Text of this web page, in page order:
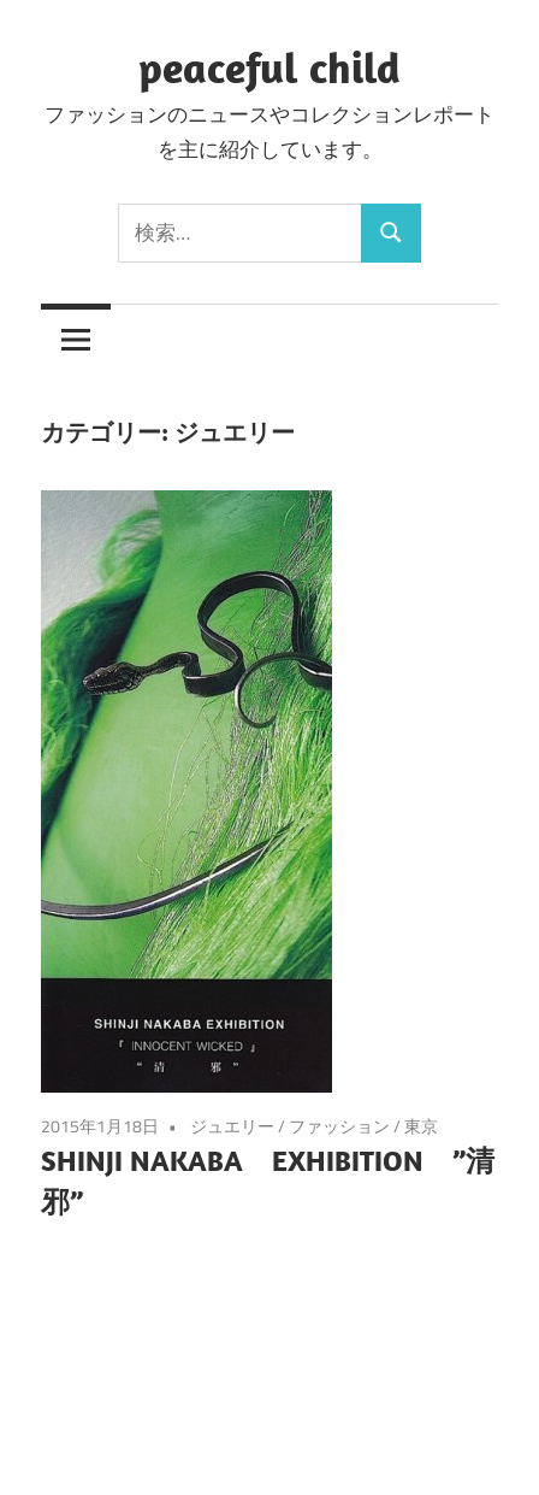
ン
peaceful child
ファッションのニュースやコレクションレポート
を主に紹介しています。
索:
検
カテゴリー: ジュエリー
2015年1月18日 ジュエリー/ ファッション/東京
SHINJI NAKABA EXHIBITION ”清
邪”